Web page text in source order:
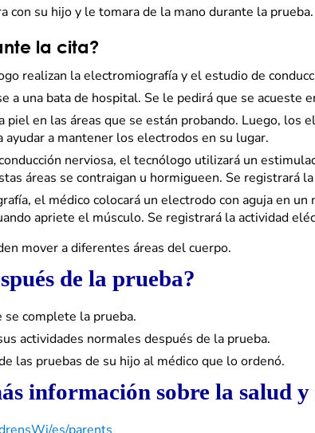
con su hijo y le tomara de la mano durante la prueba.
la cita?
realizan la electromiografía y el estudio de
a una bata de hospital. Se le pedirá que se acueste
piel en las áreas que se están probando. Luego,
ayudar a mantener los electrodos en su lugar.
nerviosa, el tecnólogo utilizará un
áreas se contraigan u hormigueen. Se registrará
el médico colocará un electrodo con aguja en
apriete el músculo. Se registrará la actividad
mover a diferentes áreas del cuerpo.
de la prueba?
se complete la prueba.
actividades normales después de la prueba.
las pruebas de su hijo al médico que lo ordenó.
información sobre la salud y